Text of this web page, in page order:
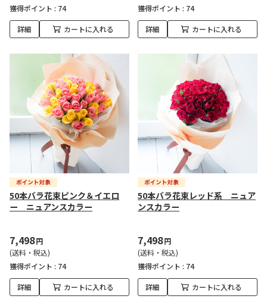
獲得ポイント : 74
詳細 カートに入れる
獲得ポイント : 74
詳細 カートに入れる
50本バラ花束ピンク＆イエロ
ー ニュアンスカラー
7,498円
(送料・税込)
獲得ポイント : 74
詳細 カートに入れる
50本バラ花束レッド系 ニュア
ンスカラー
7,498円
(送料・税込)
獲得ポイント : 74
詳細 カートに入れる